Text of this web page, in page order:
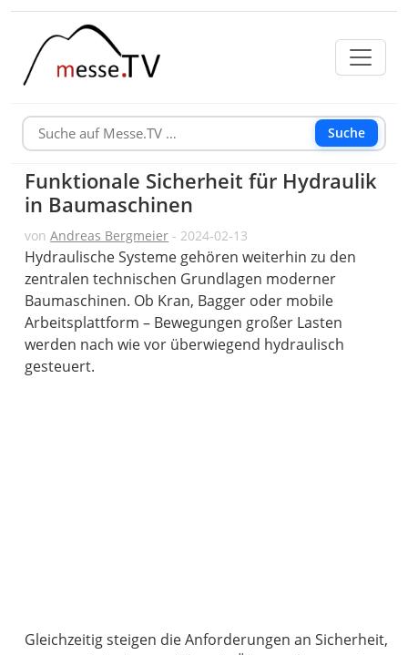
Suche
Funktionale Sicherheit für Hydraulik
in Baumaschinen
vonAndreas Bergmeier - 2024-02-13
Hydraulische Systeme gehören weiterhin zu den
zentralen technischen Grundlagen moderner
Baumaschinen. Ob Kran, Bagger oder mobile
Arbeitsplattform – Bewegungen großer Lasten
werden nach wie vor überwiegend hydraulisch
gesteuert.
Gleichzeitig steigen die Anforderungen an Sicherheit,